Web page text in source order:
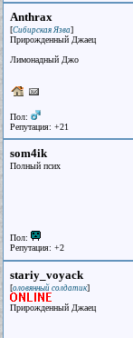
Anthrax
[Сибирская Язва]
Прирожденный Джаец
Лимонадный Джо
Пол:
Репутация: +21
som4ik
Полный псих
Пол:
Репутация: +2
stariy_voyack
[оловянный солдатик]
Прирожденный Джаец